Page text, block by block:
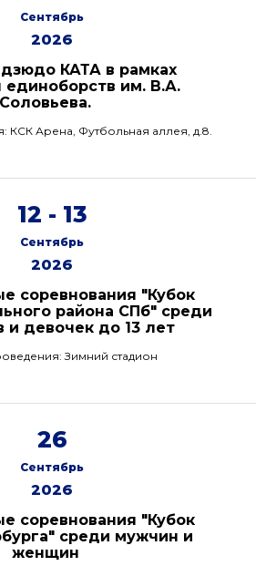
Сентябрь
2026
КАТА в рамках
единоборств им. В.А.
Соловьева.
КСК Арена, Футбольная аллея, д.8.
12 - 13
Сентябрь
2026
соревнования "Кубок
района СПб" среди
и девочек до 13 лет
Зимний стадион
26
Сентябрь
2026
соревнования "Кубок
среди мужчин и
женщин